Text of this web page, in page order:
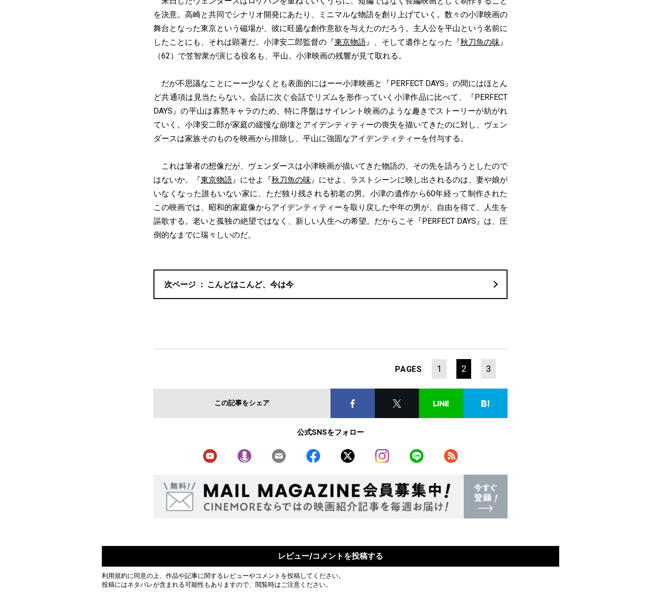
を決意。高崎と共同でシナリオ開発にあたり、ミニマルな物語を創り上げていく。数々の小津映画の
舞台となった東京という磁場が、彼に旺盛な創作意欲を与えたのだろう。主人公を平山という名前に
したことにも、それは顕著だ。小津安二郎監督の『東京物語』、そして遺作となった『秋刀魚の味』
（62）で笠智衆が演じる役名も、平山。小津映画の残響が見て取れる。
だが不思議なことにーー少なくとも表面的にはーー小津映画と『PERFECT DAYS』の間にはほとん
ど共通項は見当たらない。会話に次ぐ会話でリズムを形作っていく小津作品に比べて、『PERFECT
DAYS』の平山は寡黙キャラのため、特に序盤はサイレント映画のような趣きでストーリーが紡がれ
ていく。小津安二郎が家庭の緩慢な崩壊とアイデンティティーの喪失を描いてきたのに対し、ヴェン
ダースは家族そのものを映画から排除し、平山に強固なアイデンティティーを付与する。
これは筆者の想像だが、ヴェンダースは小津映画が描いてきた物語の、その先を語ろうとしたので
はないか。『東京物語』にせよ『秋刀魚の味』にせよ、ラストシーンに映し出されるのは、妻や娘が
いなくなった誰もいない家に、ただ独り残される初老の男。小津の遺作から60年経って制作された
この映画では、昭和的家庭像からアイデンティティーを取り戻した中年の男が、自由を得て、人生を
謳歌する。老いと孤独の絶望ではなく、新しい人生への希望。だからこそ『PERFECT DAYS』は、圧
倒的なまでに瑞々しいのだ。
こんどはこんど、今は今
PAGES 1 2 3
この記事をシェア
公式SNSをフォロー
レビュー/コメントを投稿する
利用規約に同意の上、作品や記事に関するレビューやコメントを投稿してください。
投稿にはネタバレが含まれる可能性もありますので、閲覧時はご注意ください。